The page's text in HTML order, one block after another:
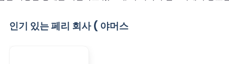
인기 있는 페리 회사 ( 야머스